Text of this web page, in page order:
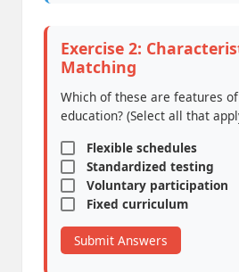
Exercise 2:
Matching
Which of these are features
education? (Select all that
Flexible schedules
Standardized testing
Voluntary participation
Fixed curriculum
Submit Answers